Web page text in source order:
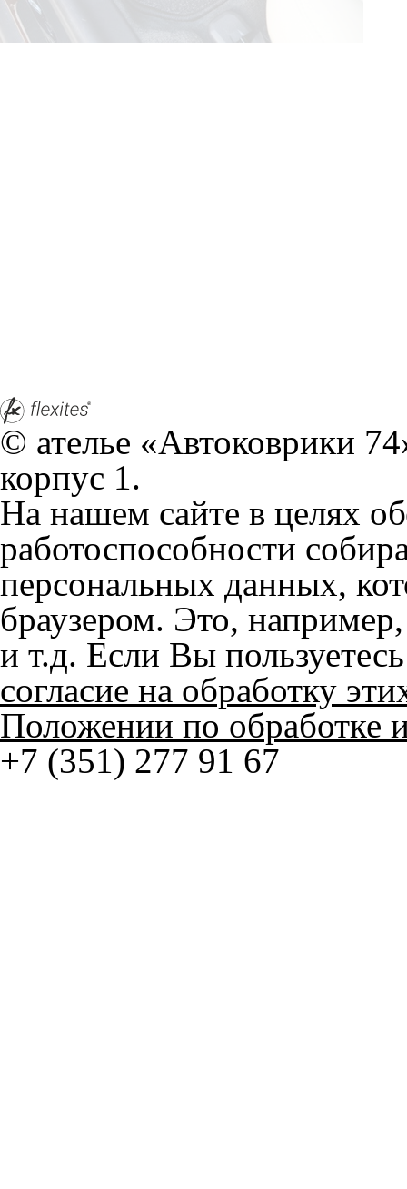
На нашем сайте в целях
работоспособности
персональных данных,
браузером. Это,
и т.д. Если Вы
согласие на обработку
Положении по обработке
+7 (351) 277 91 67